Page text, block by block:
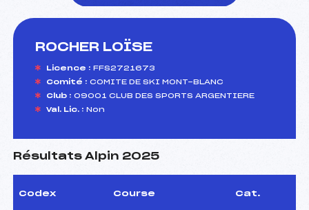
ROCHER LOÏSE
Licence : FFS2721673
Comité : COMITE DE SKI MONT-BLANC
Club : 09001 CLUB DES SPORTS ARGENTIERE
Val. Lic. : Non
Résultats Alpin 2025
Codex Course Cat.